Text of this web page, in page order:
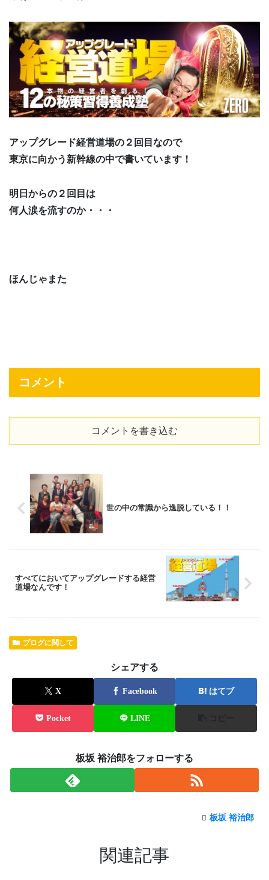
アップグレード経営道場の２回目なので
東京に向かう新幹線の中で書いています！
明日からの２回目は
何人涙を流すのか・・・
ほんじゃまた
コメント
コメントを書き込む
世の中の常識から逸脱している！！
すべてにおいてアップグレードする経営
道場なんです！
ブログに関して
シェアする
X Facebook はてブ
Pocket LINE
板坂 裕治郎をフォローする
板坂 裕治郎
関連記事